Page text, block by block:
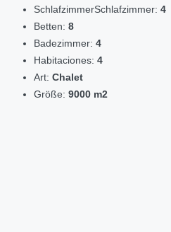
SchlafzimmerSchlafzimmer: 4
Betten: 8
Badezimmer: 4
Habitaciones: 4
Art: Chalet
Größe: 9000 m2